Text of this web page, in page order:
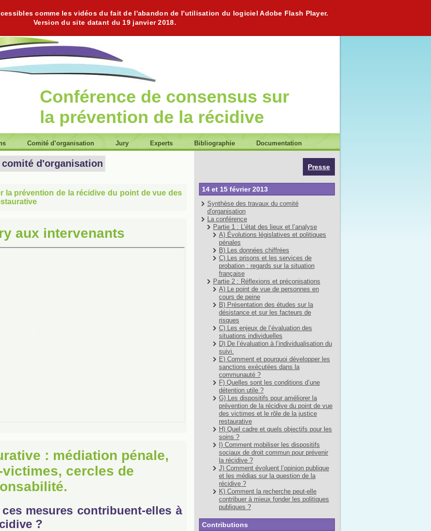
comme les vidéos du fait de l'abandon de l'utilisation du logiciel Adobe Flash Player.
Version du site datant du 19 janvier 2018.
Conférence de consensus sur
la prévention de la récidive
Comité d’organisation Jury Experts Bibliographie Documentation
d'organisation
la prévention de la récidive du point de vue des
aux intervenants
: médiation pénale,
cercles de
mesures contribuent-elles à
?
Presse
14 et 15 février 2013
Synthèse des travaux du comité
d'organisation
La conférence
Partie 1 : L’état des lieux et l’analyse
A) Évolutions législatives et politiques
pénales
B) Les données chiffrées
C) Les prisons et les services de
probation : regards sur la situation
française
Partie 2 : Réflexions et préconisations
A) Le point de vue de personnes en
cours de peine
B) Présentation des études sur la
désistance et sur les facteurs de
risques
C) Les enjeux de l’évaluation des
situations individuelles
D) De l’évaluation à l’individualisation du
suivi.
E) Comment et pourquoi développer les
sanctions exécutées dans la
communauté ?
F) Quelles sont les conditions d’une
détention utile ?
G) Les dispositifs pour améliorer la
prévention de la récidive du point de vue
des victimes et le rôle de la justice
restaurative
H) Quel cadre et quels objectifs pour les
soins ?
I) Comment mobiliser les dispositifs
sociaux de droit commun pour prévenir
la récidive ?
J) Comment évoluent l’opinion publique
et les médias sur la question de la
récidive ?
K) Comment la recherche peut-elle
contribuer à mieux fonder les politiques
publiques ?
Contributions